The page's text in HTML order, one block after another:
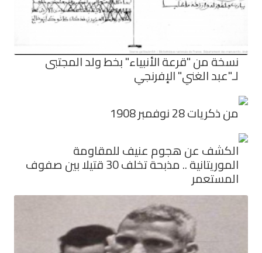
نسخة من "قرعة الأنبياء" بخط ولد المجتبى
لـ"عبد الغني" الإفرنجي
من ذكريات 28 نوفمبر 1908
الكشف عن هجوم عنيف للمقاومة
الموريتانية .. مذبحة تخلف 30 قتيلا بين صفوف
المستعمر